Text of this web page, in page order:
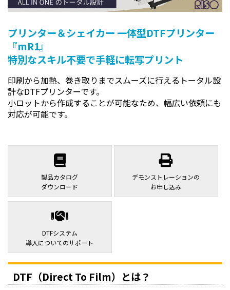
プリンター＆シェイカー 一体型DTFプリンター
『mR1』
特別なスキル不要で手軽に転写プリント
印刷から加熱、巻き取りまでスムーズに行えるトータル設
計なDTFプリンターです。
小ロットから作成することが可能なため、幅広い依頼にも
対応が可能です。
製品カタログ
ダウンロード
デモンストレーションの
お申し込み
DTFシステム
導入についてのサポート
DTF（Direct To Film）とは？